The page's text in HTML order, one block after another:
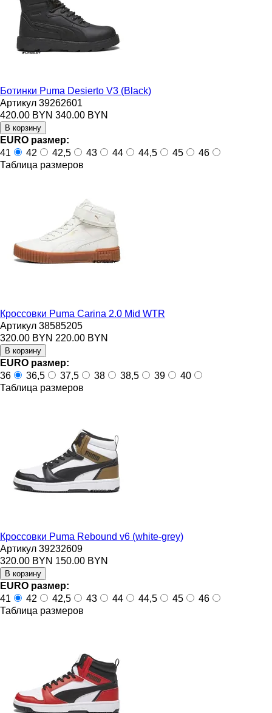
Ботинки Puma Desierto V3 (Black)
Артикул 39262601
420.00 BYN 340.00 BYN
EURO размер:
41
42 42,5 43 44 44,5 45
46
Таблица размеров
Кроссовки Puma Carina 2.0 Mid WTR
Артикул 38585205
320.00 BYN 220.00 BYN
EURO размер:
36
36,5 37,5 38 38,5 39
40
Таблица размеров
Кроссовки Puma Rebound v6 (white-grey)
Артикул 39232609
320.00 BYN 150.00 BYN
EURO размер:
41
42 42,5 43 44 44,5 45
46
Таблица размеров